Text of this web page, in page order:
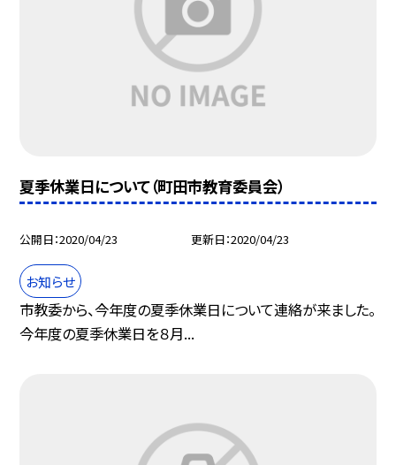
夏季休業日について（町田市教育委員会）
公開日 2020/04/23 更新日 2020/04/23
お知らせ
市教委から、今年度の夏季休業日について連絡が来ました。
今年度の夏季休業日を８月...